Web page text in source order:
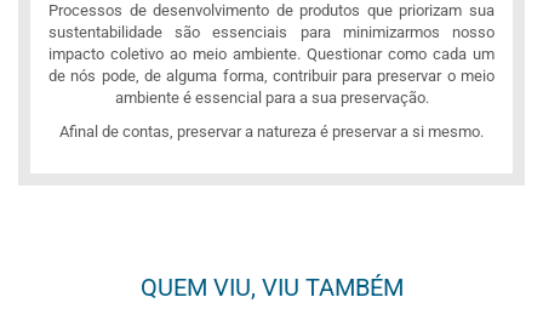
Processos de desenvolvimento de produtos que priorizam sua
sustentabilidade são essenciais para minimizarmos nosso
impacto coletivo ao meio ambiente. Questionar como cada um
de nós pode, de alguma forma, contribuir para preservar o meio
ambiente é essencial para a sua preservação.
Afinal de contas, preservar a natureza é preservar a si mesmo.
QUEM VIU, VIU TAMBÉM